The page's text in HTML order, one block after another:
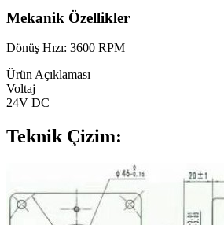
Mekanik Özellikler
Dönüş Hızı: 3600 RPM
Ürün Açıklaması
Voltaj
24V DC
Teknik Çizim: